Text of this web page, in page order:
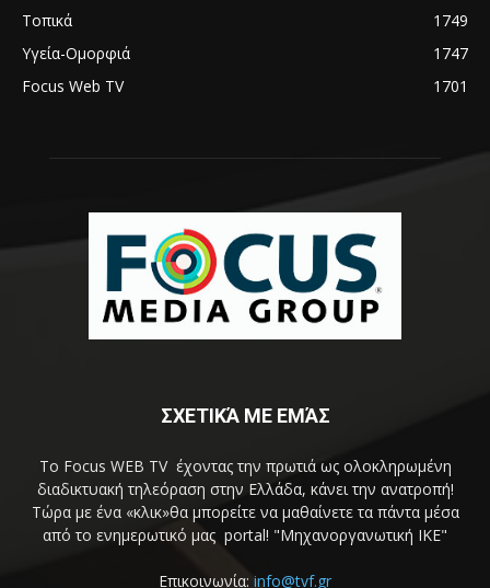
Τοπικά
1749
Υγεία-Ομορφιά
1747
Focus Web TV
1701
ΣΧΕΤΙΚΆ ΜΕ ΕΜΆΣ
Το Focus WEB TV έχοντας την πρωτιά ως ολοκληρωμένη
διαδικτυακή τηλεόραση στην Ελλάδα, κάνει την ανατροπή!
Τώρα με ένα «κλικ»θα μπορείτε να μαθαίνετε τα πάντα μέσα
από το ενημερωτικό μας portal! "Μηχανοργανωτική ΙΚΕ"
Επικοινωνία: info@tvf.gr